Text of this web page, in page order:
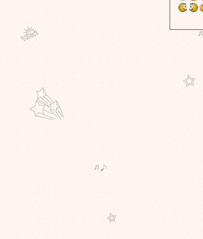
fasting) IF เดือนที่ 1 วันที่ 20
การทดลองใช้โปรแกรม (Intermittent
fasting) IF เดือนที่ 1 วันที่ 15
การทดลองใช้โปรแกรม (Intermittent
fasting) IF เดือนที่ 1 วันที่ 14
การทดลองใช้โปรแกรม (Intermittent
การทดลองใช้โปรแกรม (Intermittent